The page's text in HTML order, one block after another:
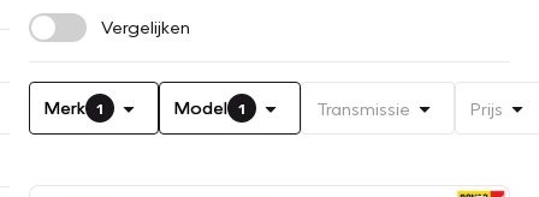
Vergelijken
Merk 1 Model 1 Transmissie Prijs